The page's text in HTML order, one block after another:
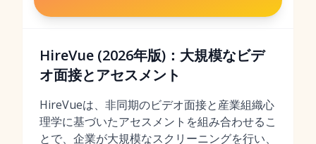
HireVue (2026年版)：大規模なビデ
オ面接とアセスメント
HireVueは、非同期のビデオ面接と産業組織心
理学に基づいたアセスメントを組み合わせるこ
とで、企業が大規模なスクリーニングを行い、